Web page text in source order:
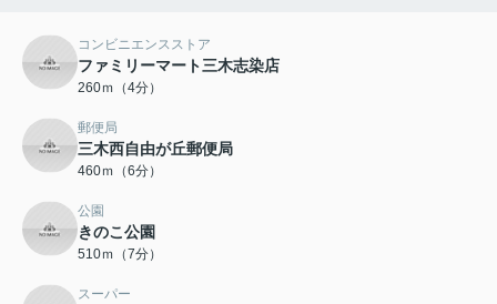
コンビニエンスストア
ファミリーマート三木志染店
260ｍ（4分）
郵便局
三木西自由が丘郵便局
460ｍ（6分）
公園
きのこ公園
510ｍ（7分）
スーパー